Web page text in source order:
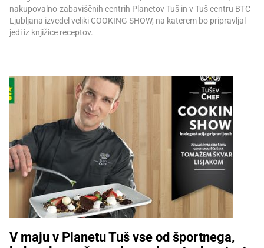
nakupovalno-zabaviščnih centrih Planetov Tuš in v Tuš centru BTC
Ljubljana izvedel veliki COOKING SHOW, na katerem bo pripravljal
jedi iz knjižice receptov.
V maju v Planetu Tuš vse od športnega,